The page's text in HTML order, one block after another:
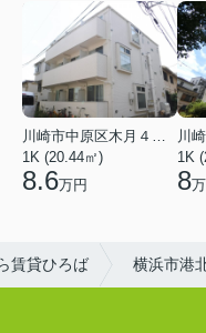
川崎市中原区木月４丁目
1K (20.44㎡)
8.6万円
1K
8
賃貸ひろば 横浜市港